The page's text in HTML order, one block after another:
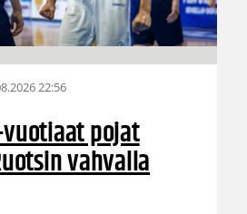
22:56
pojat
vahvalla